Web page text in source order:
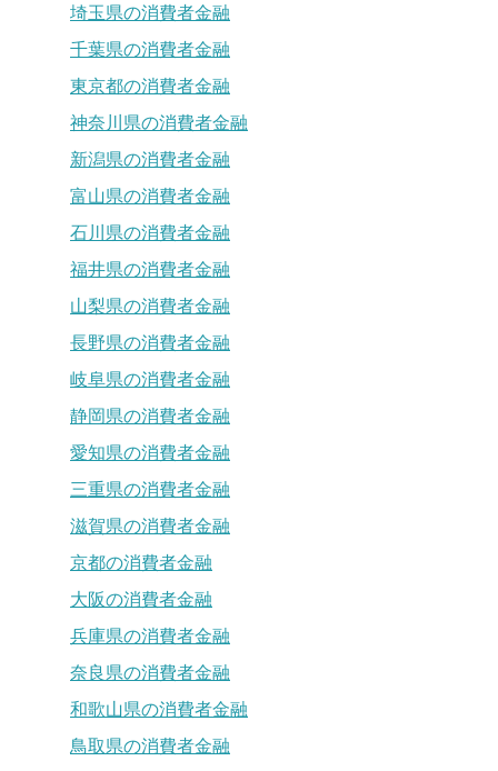
埼玉県の消費者金融
千葉県の消費者金融
東京都の消費者金融
神奈川県の消費者金融
新潟県の消費者金融
富山県の消費者金融
石川県の消費者金融
福井県の消費者金融
山梨県の消費者金融
長野県の消費者金融
岐阜県の消費者金融
静岡県の消費者金融
愛知県の消費者金融
三重県の消費者金融
滋賀県の消費者金融
京都の消費者金融
大阪の消費者金融
兵庫県の消費者金融
奈良県の消費者金融
和歌山県の消費者金融
鳥取県の消費者金融